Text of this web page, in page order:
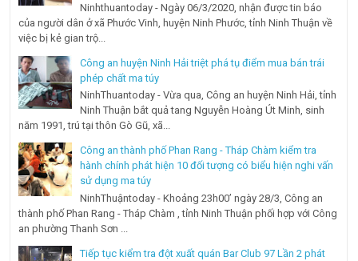
Ninhthuantoday - Ngày 06/3/2020, nhận được tin báo
của người dân ở xã Phước Vinh, huyện Ninh Phước, tỉnh Ninh Thuận về
việc bị kẻ gian trộ...
Công an huyện Ninh Hải triệt phá tụ điểm mua bán trái
phép chất ma túy
NinhThuantoday - Vừa qua, Công an huyện Ninh Hải, tỉnh
Ninh Thuận bắt quả tang Nguyễn Hoàng Út Minh, sinh
năm 1991, trú tại thôn Gò Gũ, xã...
Công an thành phố Phan Rang - Tháp Chàm kiểm tra
hành chính phát hiện 10 đối tượng có biểu hiện nghi vấn
sử dụng ma túy
NinhThuậntoday - Khoảng 23h00’ ngày 28/3, Công an
thành phố Phan Rang - Tháp Chàm , tỉnh Ninh Thuận phối hợp với Công
an phường Thanh Sơn ...
Tiếp tục kiểm tra đột xuất quán Bar Club 97 Lần 2 phát